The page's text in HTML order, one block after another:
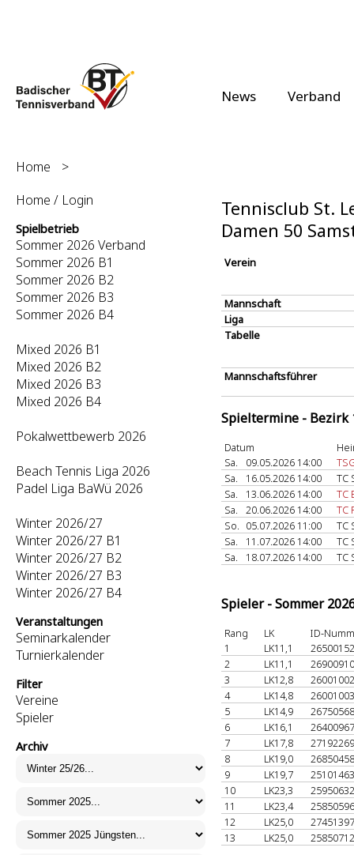
News Verband
Home
>
Home / Login
Spielbetrieb
Sommer 2026 Verband
Sommer 2026 B1
Sommer 2026 B2
Sommer 2026 B3
Sommer 2026 B4
Mixed 2026 B1
Mixed 2026 B2
Mixed 2026 B3
Mixed 2026 B4
Pokalwettbewerb 2026
Beach Tennis Liga 2026
Padel Liga BaWü 2026
Winter 2026/27
Winter 2026/27 B1
Winter 2026/27 B2
Winter 2026/27 B3
Winter 2026/27 B4
Veranstaltungen
Seminarkalender
Turnierkalender
Filter
Vereine
Spieler
Archiv
Tennisclub St.
Damen 50
Verein
Mannschaft
Liga
Tabelle
Mannschaftsführer
Spieltermine - Bezirk
Datum
Sa.
09.05.2026 14:00
Sa.
16.05.2026 14:00
TC
Sa.
13.06.2026 14:00
TC
Sa.
20.06.2026 14:00
TC
So. 05.07.2026 11:00
TC
Sa.
11.07.2026 14:00
TC
Sa.
18.07.2026 14:00 TC
Spieler - Sommer
Rang LK
ID-
1
LK11,1
2
LK11,1
3
LK12,8
4
LK14,8
5
LK14,9
6
LK16,1
7
LK17,8
8
LK19,0
9
LK19,7
10
LK23,3
11
LK23,4
12
LK25,0
13
LK25,0